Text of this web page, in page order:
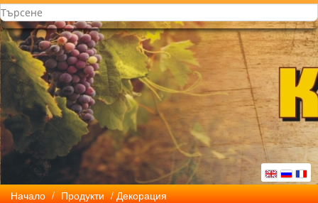
Начало / Продукти / Декорация